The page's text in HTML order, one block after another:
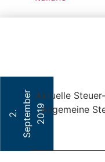
2
.
S
e
p
t
e m
b
e r
2
0
1 9
Aktuelle
Allgemeine